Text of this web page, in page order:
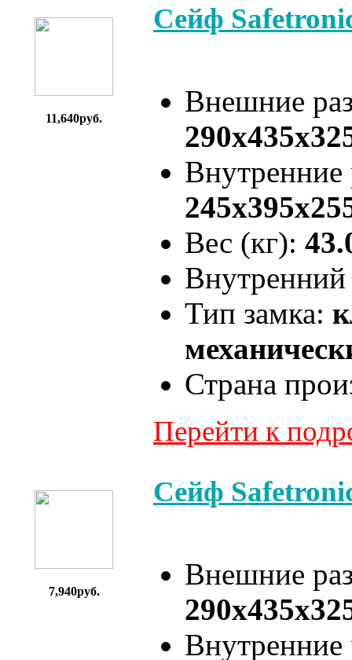
11,640руб.
Сейф
Внешние
Вес (кг):
Тип замка:
Страна
Перейти к
7,940руб.
Сейф
Внешние